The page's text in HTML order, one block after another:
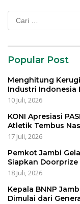
Cari
untuk:
Popular Post
Menghitung
Industri Indonesia
10 Juli, 2026
KONI Apresiasi
Atletik Tembus
17 Juli, 2026
Pemkot Jambi
Siapkan
18 Juli, 2026
Kepala BNNP
Dimulai dari